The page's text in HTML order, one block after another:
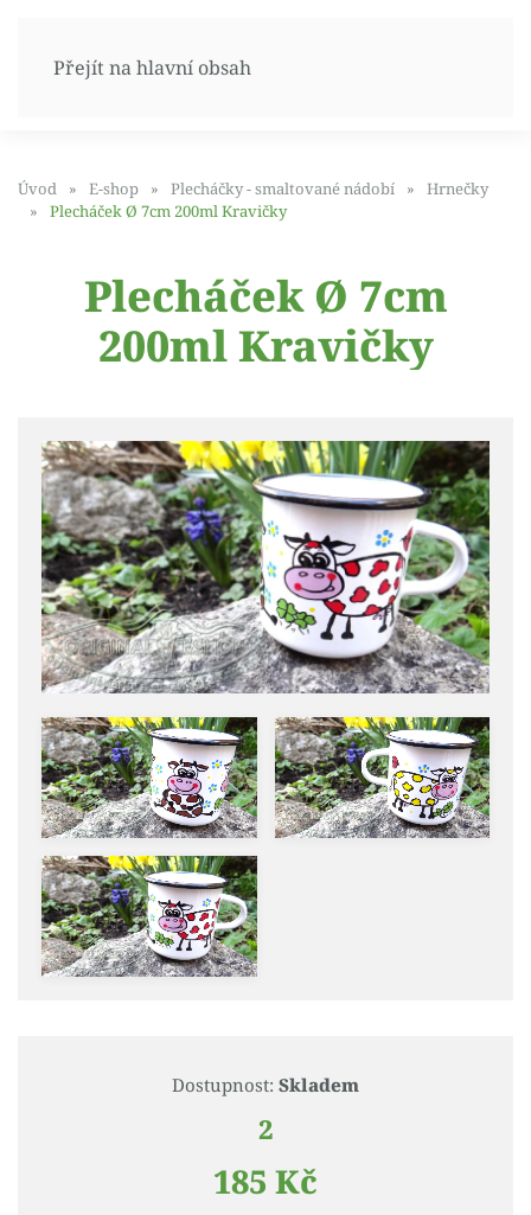
Přejít na hlavní obsah
Úvod E-shop Plecháčky - smaltované nádobí
Hrnečky
Plecháček Ø 7cm 200ml Kravičky
Plecháček Ø 7cm
200ml Kravičky
Dostupnost: Skladem
2
185 Kč